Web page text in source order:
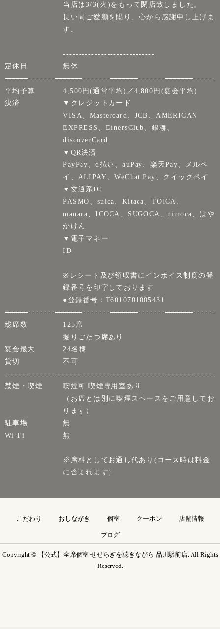
当店は3/3(火)をもって閉店致しました。
長い間ご愛顧を賜り、心から感謝申し上げま
す。
-----------------------------
定休日
無休
平均予算
4,500円(通常平均)／4,800円(宴会平均)
決済
▼クレジットカード
VISA、Mastercard、JCB、AMERICAN
EXPRESS、DinersClub、銀聯、
discoverCard
▼QR決済
PayPay、d払い、auPay、楽天Pay、メルペ
イ、ALIPAY、WeChat Pay、クイックペイ
▼交通系IC
PASMO、suica、Kitaca、TOICA、
manaca、ICOCA、SUGOCA、nimoca、はや
かけん
▼電子マネー
ID
※レシート及び領収書にインボイス制度の登
録番号を印字しております
●登録番号：T6010701005431
総席数
125席
掘りごたつ席あり
宴会最大
24名様
貸切
不可
禁煙・喫煙
喫煙可 喫煙専用室あり
（お席とは別に喫煙スペースをご用意してお
ります）
駐車場
無
Wi-Fi
無
※席料としてお通し代あり(コース時は料金
に含まれます)
こだわり おしながき 個室 クーポン 店舗情報
ブログ
Copyright © 【公式】全席個室 せせらぎを聴きながら 品川駅前店. All Rights
Reserved.